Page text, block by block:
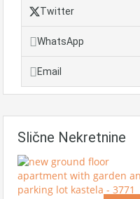
Twitter
WhatsApp
Email
Slične Nekretnine